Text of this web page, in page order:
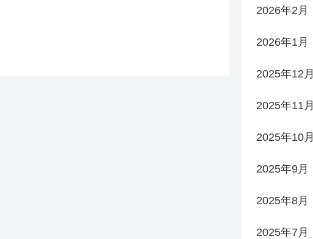
2026年2月
2026年1月
2025年12月
2025年11月
2025年10月
2025年9月
2025年8月
2025年7月